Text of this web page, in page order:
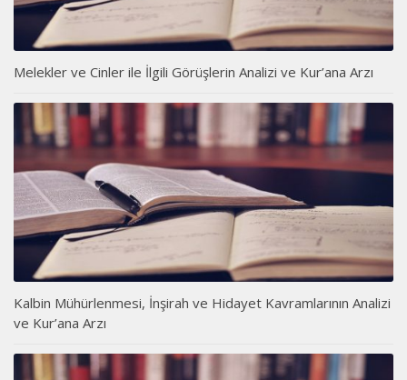
Melekler ve Cinler ile İlgili Görüşlerin Analizi ve Kur’ana Arzı
Kalbin Mühürlenmesi, İnşirah ve Hidayet Kavramlarının Analizi
ve Kur’ana Arzı